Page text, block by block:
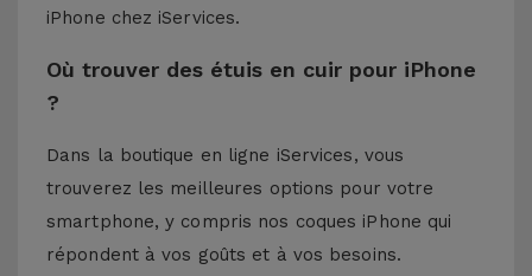
iPhone chez iServices.
Où trouver des étuis en cuir pour iPhone
?
Dans la boutique en ligne iServices, vous
trouverez les meilleures options pour votre
smartphone, y compris nos coques iPhone qui
répondent à vos goûts et à vos besoins.